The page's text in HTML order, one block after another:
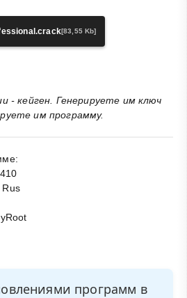
[83,55 Kb]
- кейген. Генерируете им ключ
им программу.
Rus
программ в